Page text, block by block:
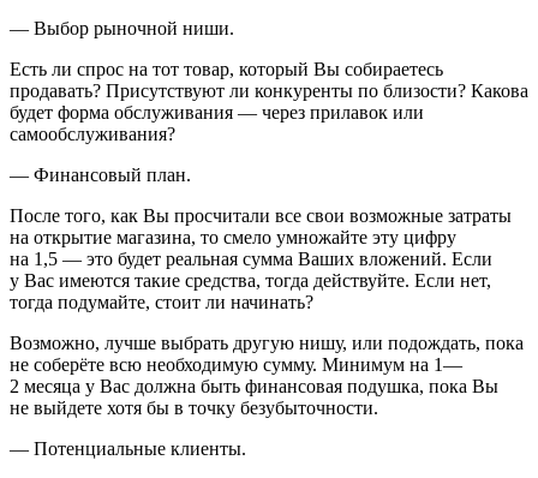
— Выбор рыночной ниши.
Есть ли спрос на тот товар, который Вы собираетесь
продавать? Присутствуют ли конкуренты по близости? Какова
будет форма обслуживания — через прилавок или
самообслуживания?
— Финансовый план.
После того, как Вы просчитали все свои возможные затраты
на открытие магазина, то смело умножайте эту цифру
на 1,5 — это будет реальная сумма Ваших вложений. Если
у Вас имеются такие средства, тогда действуйте. Если нет,
тогда подумайте, стоит ли начинать?
Возможно, лучше выбрать другую нишу, или подождать, пока
не соберёте всю необходимую сумму. Минимум на 1—
2 месяца у Вас должна быть финансовая подушка, пока Вы
не выйдете хотя бы в точку безубыточности.
— Потенциальные клиенты.